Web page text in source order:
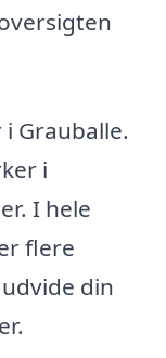
Grauballe.
i
I hele
flere
din